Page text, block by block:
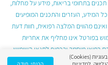
בתחומי בריאות, מידע על מחלות,
כל המידע, העזרים והתכנים המופיעים
מהווים המלצה רפואית, חוות דעת
בפורטל אינו מחליף את אחריות
רפואי מוסמך ובכפוף לתנאי השימוש
האתר משתמש בעוגיות (Cookies)
למדיניות הבנתי, תודה